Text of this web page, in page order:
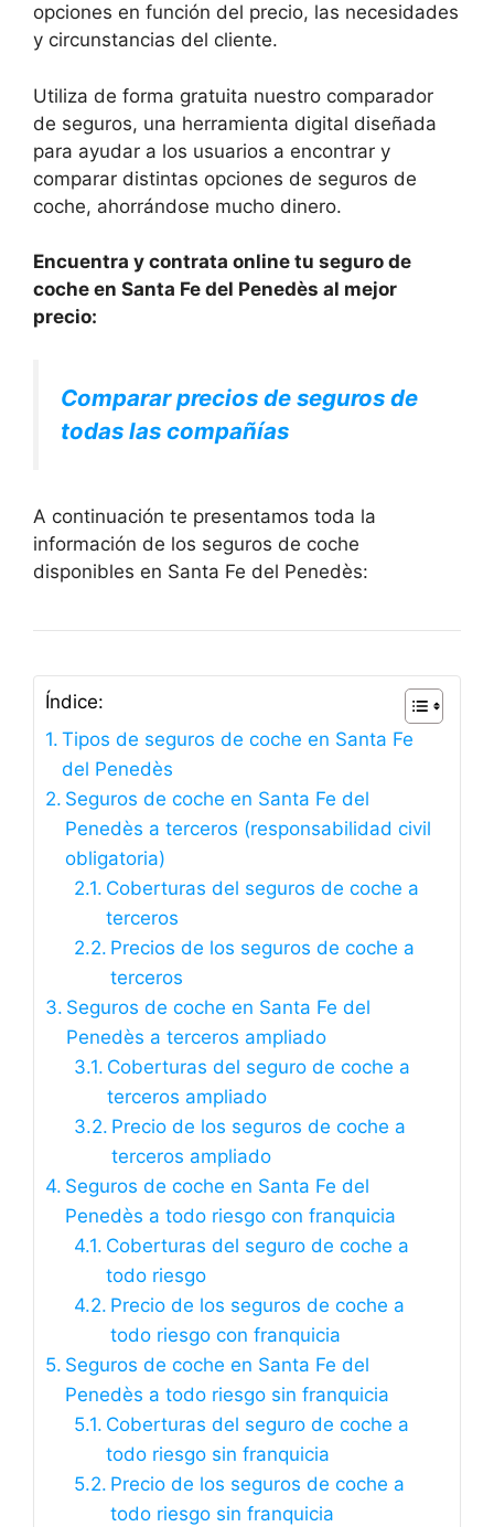
opciones en función del precio, las necesidades
y circunstancias del cliente.
Utiliza de forma gratuita nuestro comparador
de seguros, una herramienta digital diseñada
para ayudar a los usuarios a encontrar y
comparar distintas opciones de seguros de
coche, ahorrándose mucho dinero.
Encuentra y contrata online tu seguro de
coche en Santa Fe del Penedès al mejor
precio:
Comparar precios de seguros de
todas las compañías
A continuación te presentamos toda la
información de los seguros de coche
disponibles en Santa Fe del Penedès:
Índice:
Tipos de seguros de coche en Santa Fe
del Penedès
Seguros de coche en Santa Fe del
Penedès a terceros (responsabilidad civil
obligatoria)
Coberturas del seguros de coche a
terceros
Precios de los seguros de coche a
terceros
Seguros de coche en Santa Fe del
Penedès a terceros ampliado
Coberturas del seguro de coche a
terceros ampliado
Precio de los seguros de coche a
terceros ampliado
Seguros de coche en Santa Fe del
Penedès a todo riesgo con franquicia
Coberturas del seguro de coche a
todo riesgo
Precio de los seguros de coche a
todo riesgo con franquicia
Seguros de coche en Santa Fe del
Penedès a todo riesgo sin franquicia
Coberturas del seguro de coche a
todo riesgo sin franquicia
Precio de los seguros de coche a
todo riesgo sin franquicia